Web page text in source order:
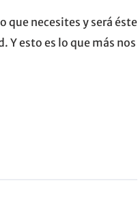
necesites y será éste
esto es lo que más nos